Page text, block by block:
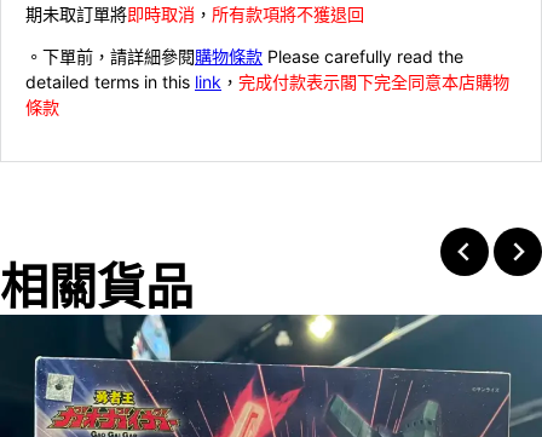
期未取訂單將即時取消 ， 所有款項將不獲退回
。下單前，請詳細參閱購物條款 Please carefully read the
detailed terms in this link ， 完成付款表示閣下完全同意本店購物
條款
相關貨品